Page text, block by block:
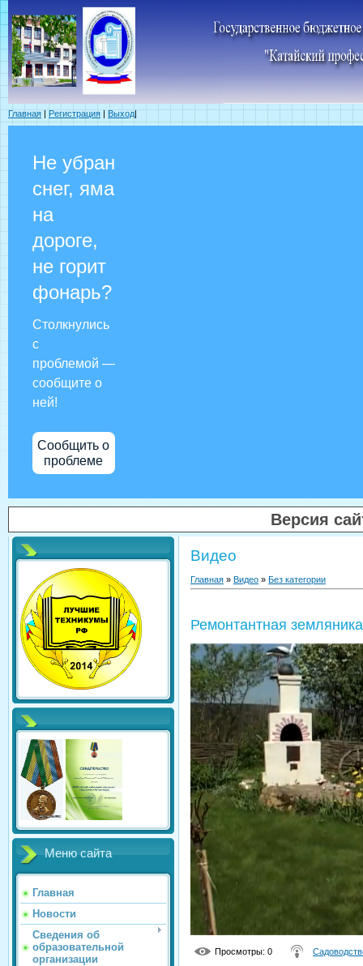
Главная | Регистрация | Выход|
Не убран
снег, яма
на
дороге,
не горит
фонарь?
Столкнулись
с
проблемой —
сообщите о
ней!
Сообщить о
проблеме
Версия
Меню сайта
Главная
Новости
Сведения об
образовательной
организации
Видео
Главная » Видео » Без категории
Ремонтантная земляника
Просмотры: 0